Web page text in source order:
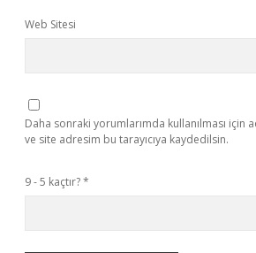
Web Sitesi
Daha sonraki yorumlarımda kullanılması için
ve site adresim bu tarayıcıya kaydedilsin.
9 - 5 kaçtır?*